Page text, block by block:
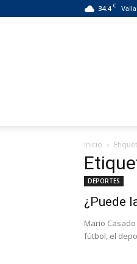
34.4 C
Inicio
DEPORTES
¿Puede
Mario
fútbol, el